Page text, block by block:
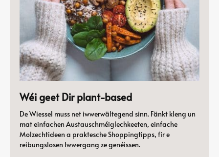
Wéi geet Dir plant-based
De Wiessel muss net iwwerwältegend sinn. Fänkt kleng un
mat einfachen Austauschméiglechkeeten, einfache
Molzechtideen a praktesche Shoppingtipps, fir e
reibungslosen Iwwergang ze genéissen.